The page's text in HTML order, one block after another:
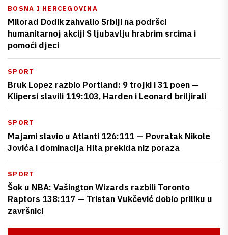
BOSNA I HERCEGOVINA
Milorad Dodik zahvalio Srbiji na podršci
humanitarnoj akciji S ljubavlju hrabrim srcima i
pomoći djeci
SPORT
Bruk Lopez razbio Portland: 9 trojki i 31 poen —
Klipersi slavili 119:103, Harden i Leonard briljirali
SPORT
Majami slavio u Atlanti 126:111 — Povratak Nikole
Jovića i dominacija Hita prekida niz poraza
SPORT
Šok u NBA: Vašington Wizards razbili Toronto
Raptors 138:117 — Tristan Vukčević dobio priliku u
završnici